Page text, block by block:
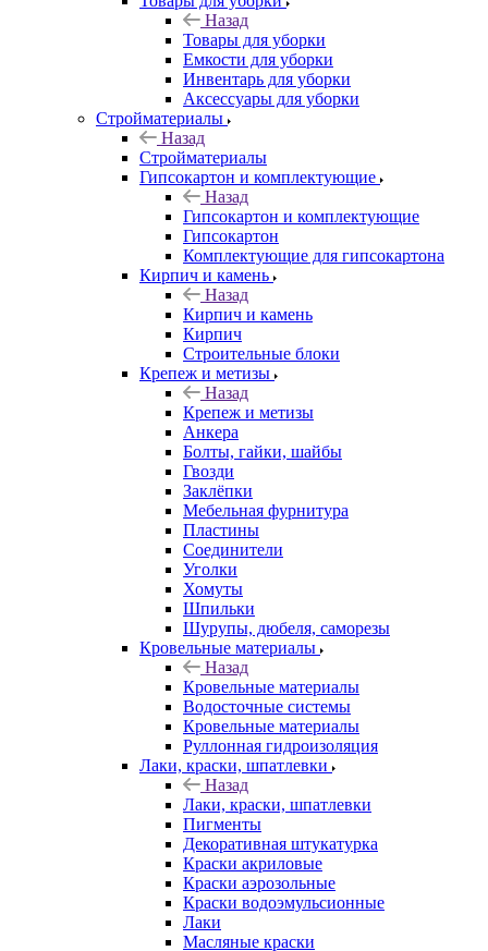
Назад
Товары для уборки
Емкости для уборки
Инвентарь для уборки
Аксессуары для уборки
Стройматериалы
Назад
Стройматериалы
Гипсокартон и комплектующие
Назад
Гипсокартон и комплектующие
Гипсокартон
Комплектующие для гипсокартона
Кирпич и камень
Назад
Кирпич и камень
Кирпич
Строительные блоки
Крепеж и метизы
Назад
Крепеж и метизы
Анкера
Болты, гайки, шайбы
Гвозди
Заклёпки
Мебельная фурнитура
Пластины
Соединители
Уголки
Хомуты
Шпильки
Шурупы, дюбеля, саморезы
Кровельные материалы
Назад
Кровельные материалы
Водосточные системы
Кровельные материалы
Руллонная гидроизоляция
Лаки, краски, шпатлевки
Назад
Лаки, краски, шпатлевки
Пигменты
Декоративная штукатурка
Краски акриловые
Краски аэрозольные
Краски водоэмульсионные
Лаки
Масляные краски